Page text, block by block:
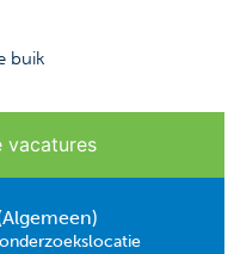
buik